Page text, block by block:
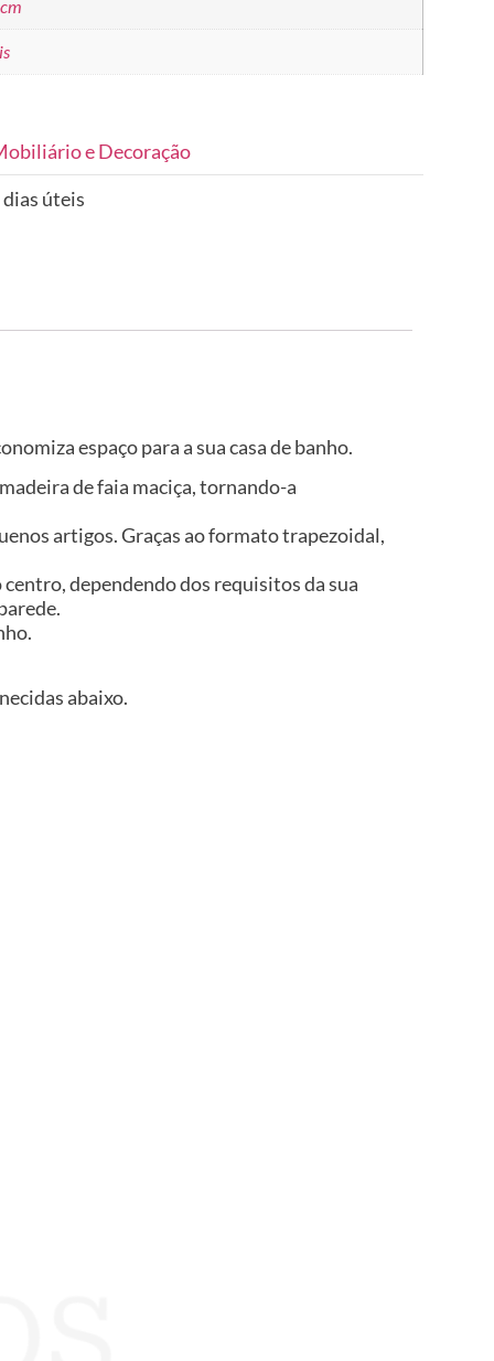
e Decoração
dias úteis
espaço para a sua casa de banho.
de faia maciça, tornando-a
artigos. Graças ao formato trapezoidal,
dependendo dos requisitos da sua
abaixo.